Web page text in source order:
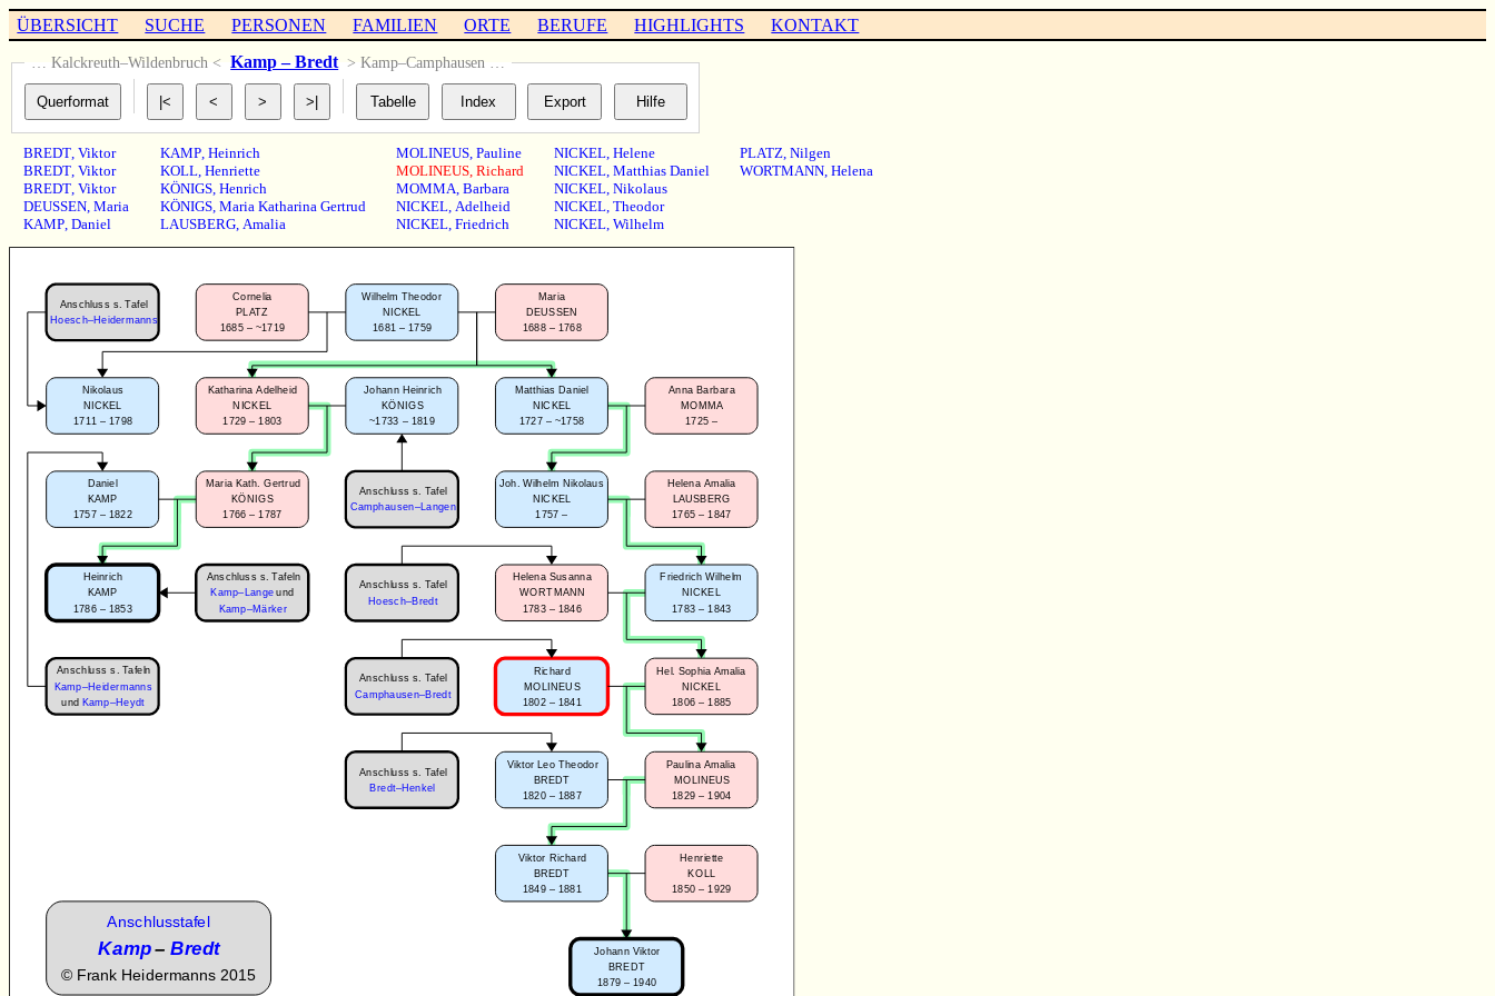
ÜBERSICHT SUCHE PERSONEN FAMILIEN ORTE BERUFE HIGHLIGHTS KONTAKT
… Kalckreuth–Wildenbruch < Kamp – Bredt > Kamp–Camphausen …
BREDT,Viktor
BREDT,Viktor
BREDT,Viktor
DEUSSEN,Maria
KAMP,Daniel
KAMP, Heinrich
KOLL, Henriette
KÖNIGS, Henrich
KÖNIGS, Maria Katharina Gertrud
LAUSBERG, Amalia
MOLINEUS, Pauline
MOLINEUS, Richard
MOMMA, Barbara
NICKEL, Adelheid
NICKEL, Friedrich
NICKEL, Helene
NICKEL, Matthias Daniel
NICKEL, Nikolaus
NICKEL, Theodor
NICKEL, Wilhelm
PLATZ, Nilgen
WORTMANN, Helena
Friedrich Wilhelm
NICKEL
1783 – 1843
Helena Susanna
WORTMANN
1783 – 1846
Viktor Leo Theodor
BREDT
1820 – 1887
Paulina Amalia
MOLINEUS
1829 – 1904
Viktor Richard
BREDT
1849 – 1881
Henriette
KOLL
1850 – 1929
Johann Viktor
BREDT
1879 – 1940
Richard
MOLINEUS
1802 – 1841
Hel. Sophia Amalia
NICKEL
1806 – 1885
Anschluss s. Tafel
Bredt–Henkel
Anschluss s. Tafel
Hoesch–Bredt
Heinrich
KAMP
1786 – 1853
Daniel
KAMP
1757 – 1822
Maria Kath. Gertrud
KÖNIGS
1766 – 1787
Joh. Wilhelm Nikolaus
NICKEL
1757 –
Helena Amalia
LAUSBERG
1765 – 1847
Matthias Daniel
NICKEL
1727 – ~1758
Anna Barbara
MOMMA
1725 –
Wilhelm Theodor
NICKEL
1681 – 1759
Maria
DEUSSEN
1688 – 1768
Johann Heinrich
KÖNIGS
~1733 – 1819
Katharina Adelheid
NICKEL
1729 – 1803
Anschluss s. Tafeln
Kamp–Langeund
Kamp–Märker
Anschluss s. Tafeln
Kamp–Heidermanns
undKamp–Heydt
Anschluss s. Tafel
Camphausen–Bredt
Anschluss s. Tafel
Camphausen–Langen
Anschlusstafel
Kamp–Bredt
© Frank Heidermanns 2015
Cornelia
PLATZ
1685 – ~1719
Nikolaus
NICKEL
1711 – 1798
Anschluss s. Tafel
Hoesch–Heidermanns